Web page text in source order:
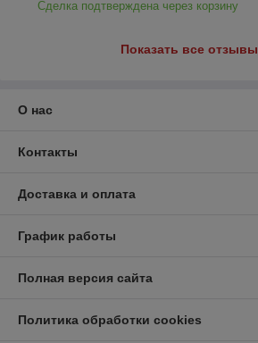
Сделка подтверждена через корзину
Показать все отзывы
О нас
Контакты
Доставка и оплата
График работы
Полная версия сайта
Политика обработки cookies